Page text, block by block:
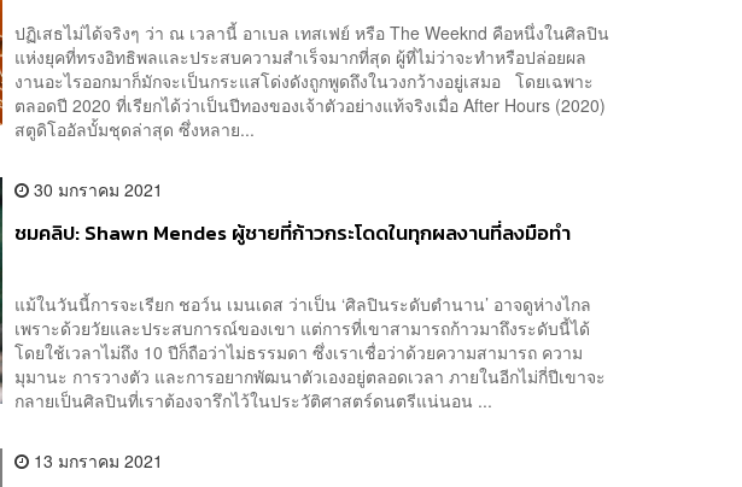
ปฏิเสธไม่ได้จริงๆ ว่า ณ เวลานี้ อาเบล เทสเฟย์ หรือ The Weeknd คือหนึ่งในศิลปิน
แห่งยุคที่ทรงอิทธิพลและประสบความสำเร็จมากที่สุด ผู้ที่ไม่ว่าจะทำหรือปล่อยผล
งานอะไรออกมาก็มักจะเป็นกระแสโด่งดังถูกพูดถึงในวงกว้างอยู่เสมอ โดยเฉพาะ
ตลอดปี 2020 ที่เรียกได้ว่าเป็นปีทองของเจ้าตัวอย่างแท้จริงเมื่อ After Hours (2020)
สตูดิโออัลบั้มชุดล่าสุด ซึ่งหลาย...
30 มกราคม 2021
ชมคลิป: Shawn Mendes ผู้ชายที่ก้าวกระโดดในทุกผลงานที่ลงมือทำ
แม้ในวันนี้การจะเรียก ชอว์น เมนเดส ว่าเป็น ‘ศิลปินระดับตำนาน’ อาจดูห่างไกล
เพราะด้วยวัยและประสบการณ์ของเขา แต่การที่เขาสามารถก้าวมาถึงระดับนี้ได้
โดยใช้เวลาไม่ถึง 10 ปีก็ถือว่าไม่ธรรมดา ซึ่งเราเชื่อว่าด้วยความสามารถ ความ
มุมานะ การวางตัว และการอยากพัฒนาตัวเองอยู่ตลอดเวลา ภายในอีกไม่กี่ปีเขาจะ
กลายเป็นศิลปินที่เราต้องจารึกไว้ในประวัติศาสตร์ดนตรีแน่นอน ...
13 มกราคม 2021